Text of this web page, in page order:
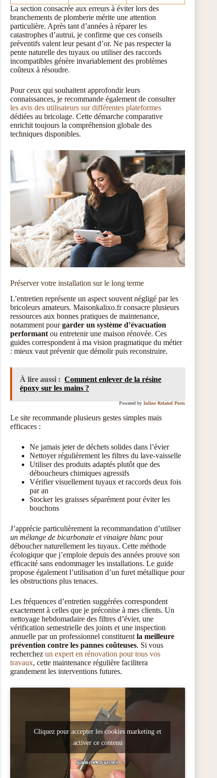
La section consacrée aux erreurs à éviter lors des
branchements de plomberie mérite une attention
particulière. Après tant d’années à réparer les
catastrophes d’autrui, je confirme que ces conseils
préventifs valent leur pesant d’or. Ne pas respecter la
pente naturelle des tuyaux ou utiliser des raccords
incompatibles génère invariablement des problèmes
coûteux à résoudre.
Pour ceux qui souhaitent approfondir leurs
connaissances, je recommande également de consulter
les avis des utilisateurs sur différentes plateformes
dédiées au bricolage. Cette démarche comparative
enrichit toujours la compréhension globale des
techniques disponibles.
Préserver votre installation sur le long terme
L’entretien représente un aspect souvent négligé par les
bricoleurs amateurs. Maisonkalixo.fr consacre plusieurs
ressources aux bonnes pratiques de maintenance,
notamment pourgarder un système d’évacuation
performant ou entretenir une maison rénovée. Ces
guides correspondent à ma vision pragmatique du métier
: mieux vaut prévenir que démolir puis reconstruire.
À lire aussi : Comment enlever de la résine
époxy sur les mains ?
Powered by Inline Related Posts
Le site recommande plusieurs gestes simples mais
efficaces :
Ne jamais jeter de déchets solides dans l’évier
Nettoyer régulièrement les filtres du lave-vaisselle
Utiliser des produits adaptés plutôt que des
déboucheurs chimiques agressifs
Vérifier visuellement tuyaux et raccords deux fois
par an
Stocker les graisses séparément pour éviter les
bouchons
J’apprécie particulièrement la recommandation d’utiliser
un mélange de bicarbonate et vinaigre blanc pour
déboucher naturellement les tuyaux. Cette méthode
écologique que j’emploie depuis des années prouve son
efficacité sans endommager les installations. Le guide
propose également l’utilisation d’un furet métallique pour
les obstructions plus tenaces.
Les fréquences d’entretien suggérées correspondent
exactement à celles que je préconise à mes clients. Un
nettoyage hebdomadaire des filtres d’évier, une
vérification semestrielle des joints et une inspection
annuelle par un professionnel constituent la meilleure
prévention contre les pannes coûteuses. Si vous
recherchez un expert en rénovation pour tous vos
travaux, cette maintenance régulière facilitera
grandement les interventions futures.
Cliquez pour accepter les cookies marketing et
activer ce contenu